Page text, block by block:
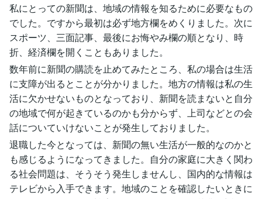
私にとっての新聞は、地域の情報を知るために必要なもの
でした。ですから最初は必ず地方欄をめくりました。次に
スポーツ、三面記事、最後にお悔やみ欄の順となり、時
折、経済欄を開くこともありました。
数年前に新聞の購読を止めてみたところ、私の場合は生活
に支障が出るとことが分かりました。地方の情報は私の生
活に欠かせないものとなっており、新聞を読まないと自分
の地域で何が起きているのかも分からず、上司などとの会
話についていけないことが発生しておりました。
退職した今となっては、新聞の無い生活が一般的なのかと
も感じるようになってきました。自分の家庭に大きく関わ
る社会問題は、そうそう発生しませんし、国内的な情報は
テレビから入手できます。地域のことを確認したいときに